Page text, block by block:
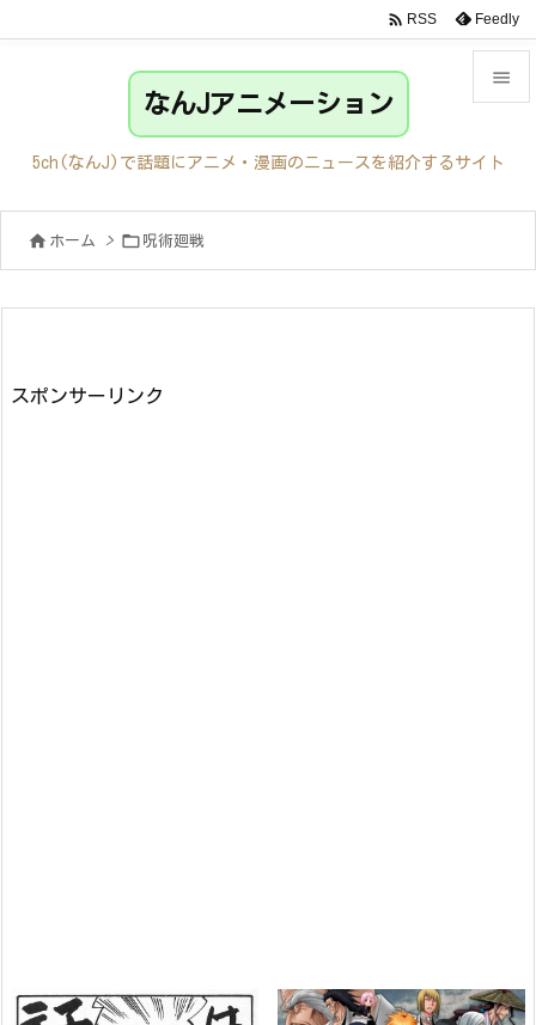

サイド
前へ

 RSS Feedly
なんJアニメーション
5ch(なんJ)で話題にアニメ・漫画のニュースを紹介するサイト
 ホーム >  呪術廻戦
スポンサーリンク